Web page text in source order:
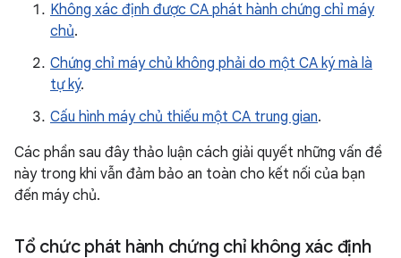
Không xác định được CA phát hành chứng chỉ máy
chủ.
Chứng chỉ máy chủ không phải do một CA ký mà là
tự ký.
Cấu hình máy chủ thiếu một CA trung gian.
Các phần sau đây thảo luận cách giải quyết những vấn đề
này trong khi vẫn đảm bảo an toàn cho kết nối của bạn
đến máy chủ.
Tổ chức phát hành chứng chỉ không xác định